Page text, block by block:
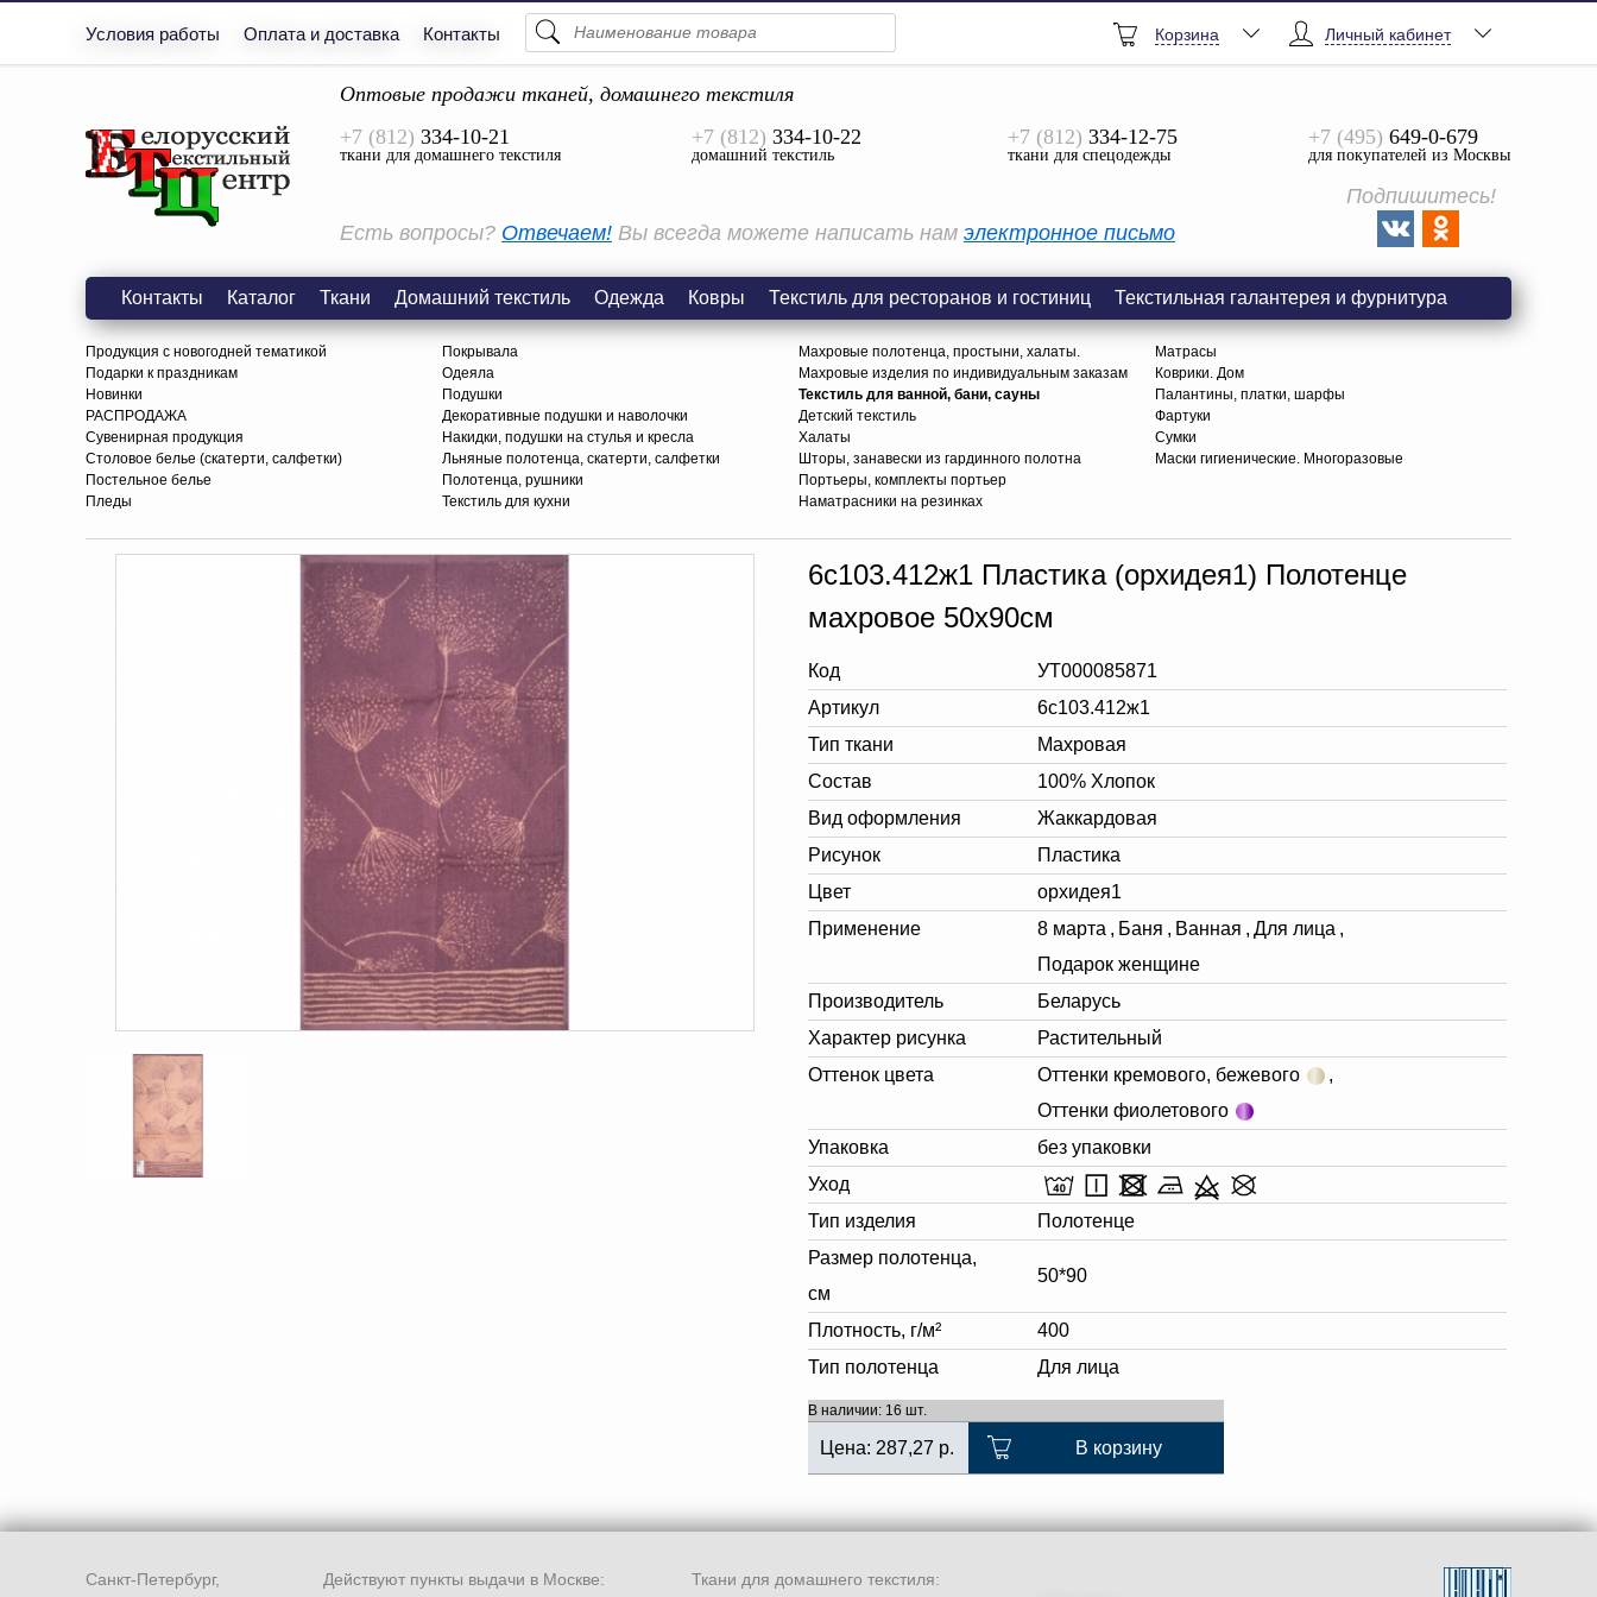
Условия работы Оплата и доставка Контакты
Просмотреть Все
Личный кабинет
Корзина
Оптовые продажи тканей, домашнего текстиля
+7 (812) 334-10-21
ткани для домашнего текстиля
+7 (812) 334-10-22
домашний текстиль
+7 (812) 334-12-75
ткани для спецодежды
+7 (495) 649-0-679
для покупателей из Москвы
Есть вопросы? Отвечаем! Вы всегда можете написать нам электронное письмо
Подпишитесь!
Контакты Каталог Ткани Домашний текстиль Одежда Ковры Текстиль для ресторанов и гостиниц Текстильная галантерея и фурнитура
Продукция с новогодней тематикой
Подарки к праздникам
Новинки
РАСПРОДАЖА
Сувенирная продукция
Столовое белье (скатерти, салфетки)
Постельное белье
Пледы
Покрывала
Одеяла
Подушки
Декоративные подушки и наволочки
Накидки, подушки на стулья и кресла
Льняные полотенца, скатерти, салфетки
Полотенца, рушники
Текстиль для кухни
Махровые полотенца, простыни, халаты.
Махровые изделия по индивидуальным заказам
Текстиль для ванной, бани, сауны
Детский текстиль
Халаты
Шторы, занавески из гардинного полотна
Портьеры, комплекты портьер
Наматрасники на резинках
Матрасы
Коврики. Дом
Палантины, платки, шарфы
Фартуки
Сумки
Маски гигиенические. Многоразовые
6с103.412ж1 Пластика (орхидея1) Полотенце
махровое 50х90см
Код
УТ000085871
Артикул
6с103.412ж1
Тип ткани
Махровая
Состав
100% Хлопок
Вид оформления
Жаккардовая
Рисунок
Пластика
Цвет
орхидея1
Применение
8 марта , Баня , Ванная , Для лица ,
Подарок женщине
Производитель
Беларусь
Характер рисунка
Растительный
Оттенок цвета
Оттенки кремового, бежевого
,
Оттенки фиолетового
Упаковка
без упаковки
Уход
Тип изделия
Полотенце
Размер полотенца,
см
50*90
Плотность, г/м²
400
Тип полотенца
Для лица
В наличии: 16 шт.
Цена: 287,27 р. В корзину
Санкт-Петербург,
Действуют пункты выдачи в Москве:
Ткани для домашнего текстиля: